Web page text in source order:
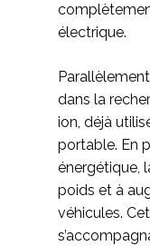
électrique.
dans la
ion, déjà
portable. En
énergétique,
poids et à
véhicules.